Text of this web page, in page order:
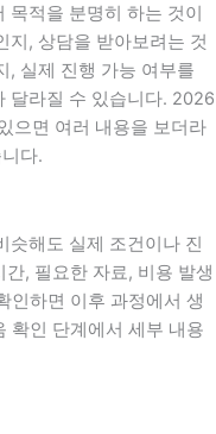
목적을 분명히 하는 것이
지, 상담을 받아보려는 것
, 실제 진행 가능 여부를
달라질 수 있습니다. 2026
으면 여러 내용을 보더라
다.
슷해도 실제 조건이나 진
, 필요한 자료, 비용 발생
인하면 이후 과정에서 생
확인 단계에서 세부 내용